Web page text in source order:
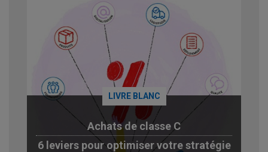
LIVRE BLANC
Achats de classe C
6 leviers pour optimiser votre stratégie